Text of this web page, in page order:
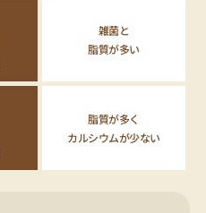
雑菌と
脂質が多い
脂質が多く
カルシウムが少ない